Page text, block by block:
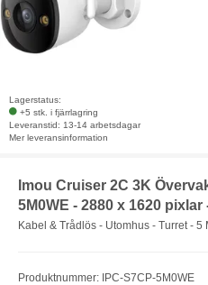
Lagerstatus:
+5 stk. i fjärrlagring
Leveranstid: 13-14 arbetsdagar
Mer leveransinformation
Imou Cruiser 2C 3K
5M0WE - 2880 x 1620 pixlar
Kabel & Trådlös - Utomhus - Turret - 5
Produktnummer: IPC-S7CP-5M0WE